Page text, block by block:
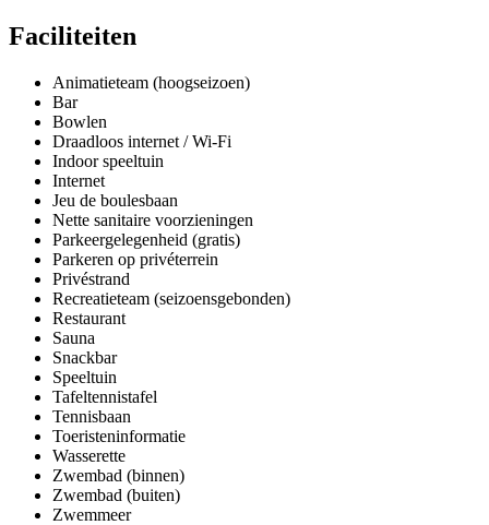
Faciliteiten
Animatieteam (hoogseizoen)
Bar
Bowlen
Draadloos internet / Wi-Fi
Indoor speeltuin
Internet
Jeu de boulesbaan
Nette sanitaire voorzieningen
Parkeergelegenheid (gratis)
Parkeren op privéterrein
Privéstrand
Recreatieteam (seizoensgebonden)
Restaurant
Sauna
Snackbar
Speeltuin
Tafeltennistafel
Tennisbaan
Toeristeninformatie
Wasserette
Zwembad (binnen)
Zwembad (buiten)
Zwemmeer